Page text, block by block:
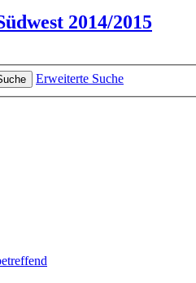
2014/2015
Erweiterte Suche